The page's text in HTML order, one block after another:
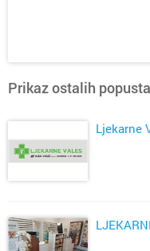
Prikaz ostalih popusta
Ljekarne